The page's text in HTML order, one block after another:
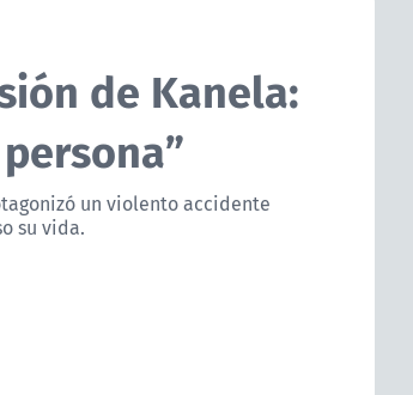
de Kanela:
un violento accidente
su vida.